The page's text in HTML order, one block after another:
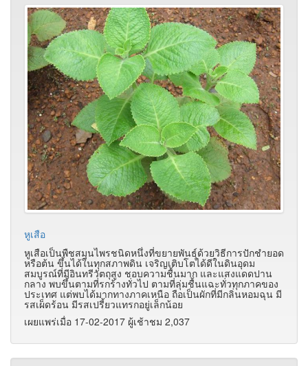
หูเสือ
หูเสือเป็นพืชสมุนไพรชนิดหนึ่งที่ขยายพันธุ์ด้วยวิธีการปักชำยอด
หรือต้น ขึ้นได้ในทุกสภาพดิน เจริญเติบโตได้ดีในดินอุดม
สมบูรณ์ที่มีอินทรีวัตถุสูง ชอบความชื้นมาก และแสงแดดปาน
กลาง พบขึ้นตามที่รกร้างทั่วไป ตามที่ลุ่มชื้นแฉะทั่วทุกภาคของ
ประเทศ แต่พบได้มากทางภาคเหนือ ถือเป็นผักที่มีกลิ่นหอมฉุน มี
รสเผ็ดร้อน มีรสเปรี้ยวแทรกอยู่เล็กน้อย
เผยแพร่เมื่อ 17-02-2017 ผู้เช้าชม 2,037